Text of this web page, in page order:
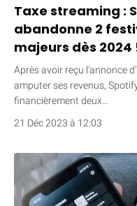
Taxe streaming :
abandonne 2
majeurs dès 2024
Après avoir reçu l’annonce
amputer ses revenus,
financièrement deux…
21 Déc 2023 à 12:03